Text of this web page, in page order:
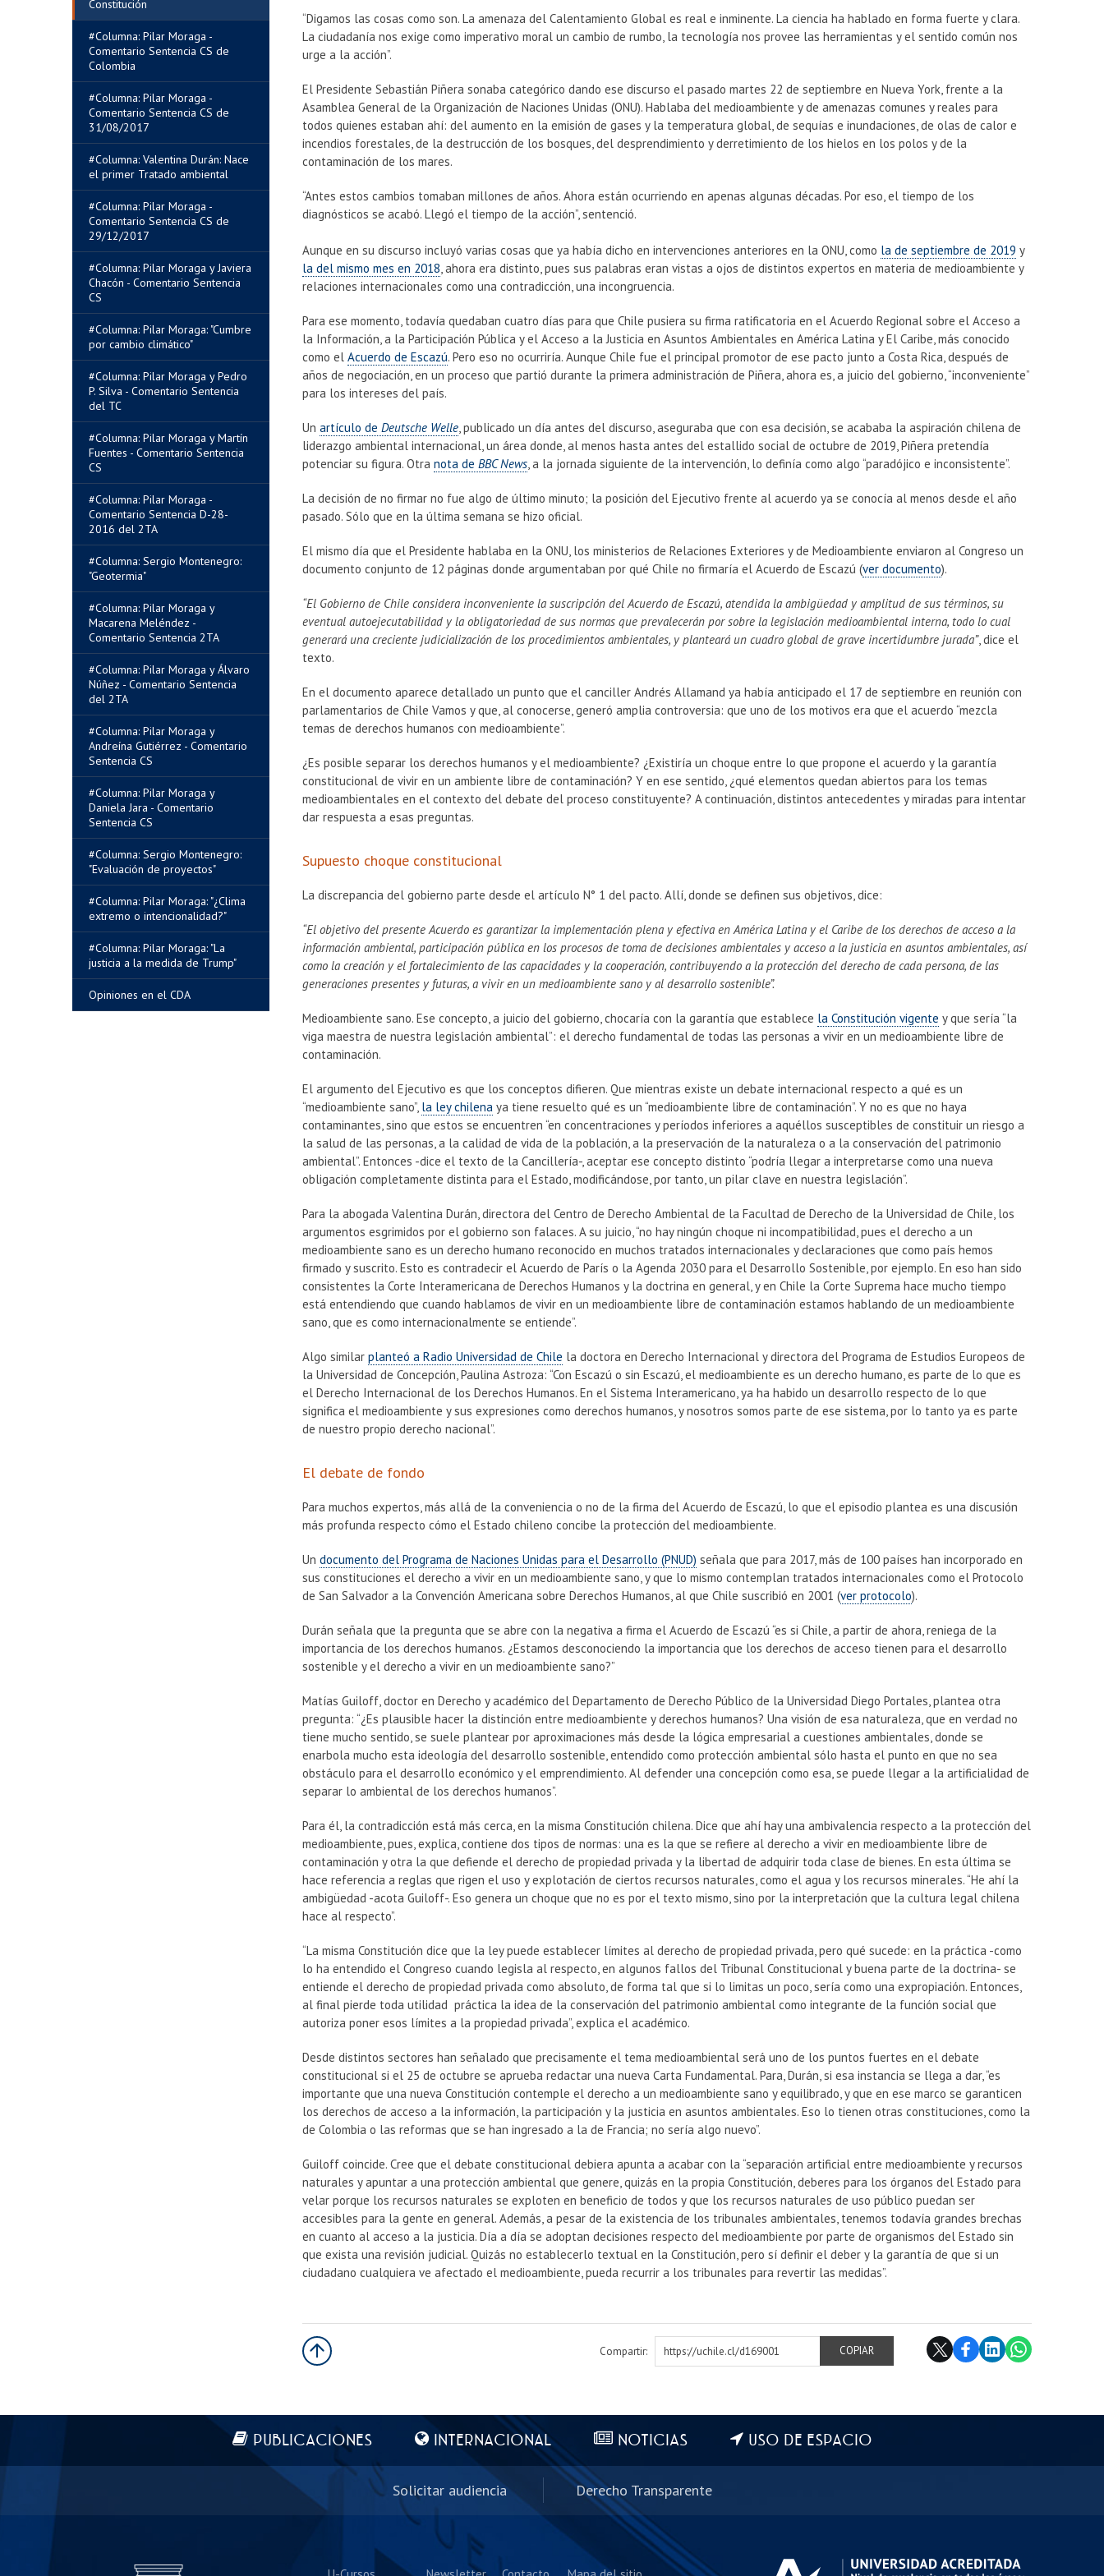
Opiniones en el CDA
#Columna: Pilar Moraga: "La
justicia a la medida de Trump"
#Columna: Pilar Moraga: "¿Clima
extremo o intencionalidad?"
#Columna: Sergio Montenegro:
"Evaluación de proyectos"
#Columna: Pilar Moraga y
Daniela Jara - Comentario
Sentencia CS
#Columna: Pilar Moraga y
Andreína Gutiérrez - Comentario
Sentencia CS
#Columna: Pilar Moraga y Álvaro
Núñez - Comentario Sentencia
del 2TA
#Columna: Pilar Moraga y
Macarena Meléndez -
Comentario Sentencia 2TA
#Columna: Sergio Montenegro:
"Geotermia"
#Columna: Pilar Moraga -
Comentario Sentencia D-28-
2016 del 2TA
#Columna: Pilar Moraga y Martín
Fuentes - Comentario Sentencia
CS
#Columna: Pilar Moraga y Pedro
P. Silva - Comentario Sentencia
del TC
#Columna: Pilar Moraga: "Cumbre
por cambio climático"
#Columna: Pilar Moraga y Javiera
Chacón - Comentario Sentencia
CS
#Columna: Pilar Moraga -
Comentario Sentencia CS de
29/12/2017
#Columna: Valentina Durán: Nace
el primer Tratado ambiental
#Columna: Pilar Moraga -
Comentario Sentencia CS de
31/08/2017
#Columna: Pilar Moraga -
Comentario Sentencia CS de
Colombia
Constitución
“Digamos las cosas como son. La amenaza del Calentamiento Global es real e inminente. La ciencia ha hablado en forma fuerte y clara.
La ciudadanía nos exige como imperativo moral un cambio de rumbo, la tecnología nos provee las herramientas y el sentido común nos
urge a la acción”.
El Presidente Sebastián Piñera sonaba categórico dando ese discurso el pasado martes 22 de septiembre en Nueva York, frente a la
Asamblea General de la Organización de Naciones Unidas (ONU). Hablaba del medioambiente y de amenazas comunes y reales para
todos quienes estaban ahí: del aumento en la emisión de gases y la temperatura global, de sequías e inundaciones, de olas de calor e
incendios forestales, de la destrucción de los bosques, del desprendimiento y derretimiento de los hielos en los polos y de la
contaminación de los mares.
“Antes estos cambios tomaban millones de años. Ahora están ocurriendo en apenas algunas décadas. Por eso, el tiempo de los
diagnósticos se acabó. Llegó el tiempo de la acción”, sentenció.
Aunque en su discurso incluyó varias cosas que ya había dicho en intervenciones anteriores en la ONU, como la de septiembre de 2019 y
la del mismo mes en 2018, ahora era distinto, pues sus palabras eran vistas a ojos de distintos expertos en materia de medioambiente y
relaciones internacionales como una contradicción, una incongruencia.
Para ese momento, todavía quedaban cuatro días para que Chile pusiera su firma ratificatoria en el Acuerdo Regional sobre el Acceso a
la Información, a la Participación Pública y el Acceso a la Justicia en Asuntos Ambientales en América Latina y El Caribe, más conocido
como elAcuerdo de Escazú. Pero eso no ocurriría. Aunque Chile fue el principal promotor de ese pacto junto a Costa Rica, después de
años de negociación, en un proceso que partió durante la primera administración de Piñera, ahora es, a juicio del gobierno, “inconveniente”
para los intereses del país.
Unartículo deDeutsche Welle, publicado un día antes del discurso, aseguraba que con esa decisión, se acababa la aspiración chilena de
liderazgo ambiental internacional, un área donde, al menos hasta antes del estallido social de octubre de 2019, Piñera pretendía
potenciar su figura. Otranota deBBC News, a la jornada siguiente de la intervención, lo definía como algo “paradójico e inconsistente”.
La decisión de no firmar no fue algo de último minuto; la posición del Ejecutivo frente al acuerdo ya se conocía al menos desde el año
pasado. Sólo que en la última semana se hizo oficial.
El mismo día que el Presidente hablaba en la ONU, los ministerios de Relaciones Exteriores y de Medioambiente enviaron al Congreso un
documento conjunto de 12 páginas donde argumentaban por qué Chile no firmaría el Acuerdo de Escazú (ver documento).
“El Gobierno de Chile considera inconveniente la suscripción del Acuerdo de Escazú, atendida la ambigüedad y amplitud de sus términos, su
eventual autoejecutabilidad y la obligatoriedad de sus normas que prevalecerán por sobre la legislación medioambiental interna, todo lo cual
generará una creciente judicialización de los procedimientos ambientales, y planteará un cuadro global de grave incertidumbre jurada”, dice el
texto.
En el documento aparece detallado un punto que el canciller Andrés Allamand ya había anticipado el 17 de septiembre en reunión con
parlamentarios de Chile Vamos y que, al conocerse, generó amplia controversia: que uno de los motivos era que el acuerdo “mezcla
temas de derechos humanos con medioambiente”.
¿Es posible separar los derechos humanos y el medioambiente? ¿Existiría un choque entre lo que propone el acuerdo y la garantía
constitucional de vivir en un ambiente libre de contaminación? Y en ese sentido, ¿qué elementos quedan abiertos para los temas
medioambientales en el contexto del debate del proceso constituyente? A continuación, distintos antecedentes y miradas para intentar
dar respuesta a esas preguntas.
Supuesto choque constitucional
La discrepancia del gobierno parte desde el artículo N° 1 del pacto. Allí, donde se definen sus objetivos, dice:
“El objetivo del presente Acuerdo es garantizar la implementación plena y efectiva en América Latina y el Caribe de los derechos de acceso a la
información ambiental, participación pública en los procesos de toma de decisiones ambientales y acceso a la justicia en asuntos ambientales, así
como la creación y el fortalecimiento de las capacidades y la cooperación, contribuyendo a la protección del derecho de cada persona, de las
generaciones presentes y futuras, a vivir en un medioambiente sano y al desarrollo sostenible”.
Medioambiente sano. Ese concepto, a juicio del gobierno, chocaría con la garantía que establece la Constitución vigente y que sería “la
viga maestra de nuestra legislación ambiental”: el derecho fundamental de todas las personas a vivir en un medioambiente libre de
contaminación.
El argumento del Ejecutivo es que los conceptos difieren. Que mientras existe un debate internacional respecto a qué es un
“medioambiente sano”, la ley chilena ya tiene resuelto qué es un “medioambiente libre de contaminación”. Y no es que no haya
contaminantes, sino que estos se encuentren “en concentraciones y períodos inferiores a aquéllos susceptibles de constituir un riesgo a
la salud de las personas, a la calidad de vida de la población, a la preservación de la naturaleza o a la conservación del patrimonio
ambiental”. Entonces -dice el texto de la Cancillería-, aceptar ese concepto distinto “podría llegar a interpretarse como una nueva
obligación completamente distinta para el Estado, modificándose, por tanto, un pilar clave en nuestra legislación”.
Para la abogada Valentina Durán, directora del Centro de Derecho Ambiental de la Facultad de Derecho de la Universidad de Chile, los
argumentos esgrimidos por el gobierno son falaces. A su juicio, “no hay ningún choque ni incompatibilidad, pues el derecho a un
medioambiente sano es un derecho humano reconocido en muchos tratados internacionales y declaraciones que como país hemos
firmado y suscrito. Esto es contradecir el Acuerdo de París o la Agenda 2030 para el Desarrollo Sostenible, por ejemplo. En eso han sido
consistentes la Corte Interamericana de Derechos Humanos y la doctrina en general, y en Chile la Corte Suprema hace mucho tiempo
está entendiendo que cuando hablamos de vivir en un medioambiente libre de contaminación estamos hablando de un medioambiente
sano, que es como internacionalmente se entiende”.
Algo similarplanteó a Radio Universidad de Chile la doctora en Derecho Internacional y directora del Programa de Estudios Europeos de
la Universidad de Concepción, Paulina Astroza: “Con Escazú o sin Escazú, el medioambiente es un derecho humano, es parte de lo que es
el Derecho Internacional de los Derechos Humanos. En el Sistema Interamericano, ya ha habido un desarrollo respecto de lo que
significa el medioambiente y sus expresiones como derechos humanos, y nosotros somos parte de ese sistema, por lo tanto ya es parte
de nuestro propio derecho nacional”.
El debate de fondo
Para muchos expertos, más allá de la conveniencia o no de la firma del Acuerdo de Escazú, lo que el episodio plantea es una discusión
más profunda respecto cómo el Estado chileno concibe la protección del medioambiente.
Undocumento del Programa de Naciones Unidas para el Desarrollo (PNUD) señala que para 2017, más de 100 países han incorporado en
sus constituciones el derecho a vivir en un medioambiente sano, y que lo mismo contemplan tratados internacionales como el Protocolo
de San Salvador a la Convención Americana sobre Derechos Humanos, al que Chile suscribió en 2001 (ver protocolo).
Durán señala que la pregunta que se abre con la negativa a firma el Acuerdo de Escazú “es si Chile, a partir de ahora, reniega de la
importancia de los derechos humanos. ¿Estamos desconociendo la importancia que los derechos de acceso tienen para el desarrollo
sostenible y el derecho a vivir en un medioambiente sano?”
Matías Guiloff, doctor en Derecho y académico del Departamento de Derecho Público de la Universidad Diego Portales, plantea otra
pregunta: “¿Es plausible hacer la distinción entre medioambiente y derechos humanos? Una visión de esa naturaleza, que en verdad no
tiene mucho sentido, se suele plantear por aproximaciones más desde la lógica empresarial a cuestiones ambientales, donde se
enarbola mucho esta ideología del desarrollo sostenible, entendido como protección ambiental sólo hasta el punto en que no sea
obstáculo para el desarrollo económico y el emprendimiento. Al defender una concepción como esa, se puede llegar a la artificialidad de
separar lo ambiental de los derechos humanos”.
Para él, la contradicción está más cerca, en la misma Constitución chilena. Dice que ahí hay una ambivalencia respecto a la protección del
medioambiente, pues, explica, contiene dos tipos de normas: una es la que se refiere al derecho a vivir en medioambiente libre de
contaminación y otra la que defiende el derecho de propiedad privada y la libertad de adquirir toda clase de bienes. En esta última se
hace referencia a reglas que rigen el uso y explotación de ciertos recursos naturales, como el agua y los recursos minerales. “He ahí la
ambigüedad -acota Guiloff-. Eso genera un choque que no es por el texto mismo, sino por la interpretación que la cultura legal chilena
hace al respecto”.
“La misma Constitución dice que la ley puede establecer límites al derecho de propiedad privada, pero qué sucede: en la práctica -como
lo ha entendido el Congreso cuando legisla al respecto, en algunos fallos del Tribunal Constitucional y buena parte de la doctrina- se
entiende el derecho de propiedad privada como absoluto, de forma tal que si lo limitas un poco, sería como una expropiación. Entonces,
al final pierde toda utilidad práctica la idea de la conservación del patrimonio ambiental como integrante de la función social que
autoriza poner esos límites a la propiedad privada”, explica el académico.
Desde distintos sectores han señalado que precisamente el tema medioambiental será uno de los puntos fuertes en el debate
constitucional si el 25 de octubre se aprueba redactar una nueva Carta Fundamental. Para, Durán, si esa instancia se llega a dar, “es
importante que una nueva Constitución contemple el derecho a un medioambiente sano y equilibrado, y que en ese marco se garanticen
los derechos de acceso a la información, la participación y la justicia en asuntos ambientales. Eso lo tienen otras constituciones, como la
de Colombia o las reformas que se han ingresado a la de Francia; no sería algo nuevo”.
Guiloff coincide. Cree que el debate constitucional debiera apunta a acabar con la “separación artificial entre medioambiente y recursos
naturales y apuntar a una protección ambiental que genere, quizás en la propia Constitución, deberes para los órganos del Estado para
velar porque los recursos naturales se exploten en beneficio de todos y que los recursos naturales de uso público puedan ser
accesibles para la gente en general. Además, a pesar de la existencia de los tribunales ambientales, tenemos todavía grandes brechas
en cuanto al acceso a la justicia. Día a día se adoptan decisiones respecto del medioambiente por parte de organismos del Estado sin
que exista una revisión judicial. Quizás no establecerlo textual en la Constitución, pero sí definir el deber y la garantía de que si un
ciudadano cualquiera ve afectado el medioambiente, pueda recurrir a los tribunales para revertir las medidas”.
Compartir:
https://uchile.cl/d169001
COPIAR
PUBLICACIONES INTERNACIONAL NOTICIAS USO DE ESPACIO
Solicitar audiencia Derecho Transparente